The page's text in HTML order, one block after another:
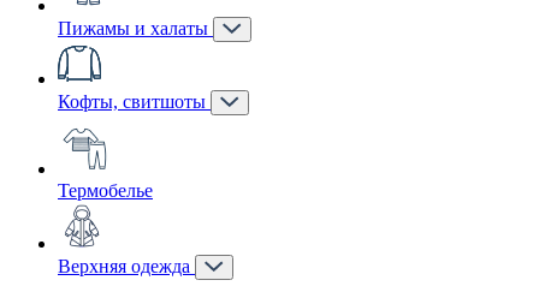
Пижамы и халаты
Кофты, свитшоты
Термобелье
Верхняя одежда